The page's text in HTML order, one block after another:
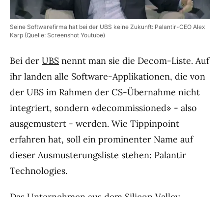
Seine Softwarefirma hat bei der UBS keine Zukunft: Palantir-CEO Alex
Karp (Quelle: Screenshot Youtube)
Bei der UBS nennt man sie die Decom-Liste. Auf
ihr landen alle Software-Applikationen, die von
der UBS im Rahmen der CS-Übernahme nicht
integriert, sondern «decommissioned» - also
ausgemustert - werden. Wie Tippinpoint
erfahren hat, soll ein prominenter Name auf
dieser Ausmusterungsliste stehen: Palantir
Technologies.